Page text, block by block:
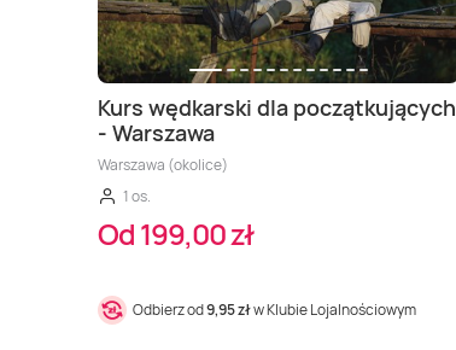
Kurs wędkarski dla początkujących
- Warszawa
Warszawa (okolice)
1 os.
Od 199,00 zł
Odbierz od9,95 złw Klubie Lojalnościowym